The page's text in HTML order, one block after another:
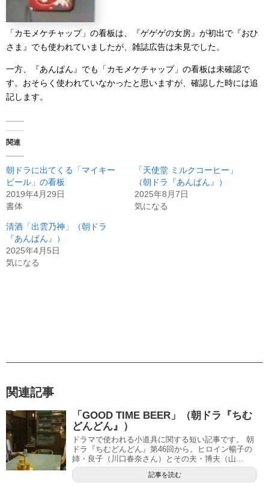
「カモメケチャップ」の看板は、『ゲゲゲの女房』が初出で『おひ
さま』でも使われていましたが、雑誌広告は未見でした。
一方、『あんぱん』でも「カモメケチャップ」の看板は未確認で
す。おそらく使われていなかったと思いますが、確認した時には追
記します。
関連
朝ドラに出てくる「マイキー
ビール」の看板
2019年4月29日
書体
「天使堂 ミルクコーヒー」
（朝ドラ『あんぱん』）
2025年8月7日
気になる
清酒「出雲乃神」（朝ドラ
『あんぱん』）
2025年4月5日
気になる
関連記事
「GOOD TIME BEER」（朝ドラ『ちむ
どんどん』）
ドラマで使われる小道具に関する短い記事です。 朝
ドラ『ちむどんどん』第46回から。ヒロイン暢子の
姉・良子（川口春奈さん）とその夫・博夫（山...
記事を読む